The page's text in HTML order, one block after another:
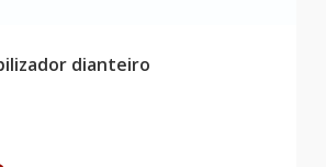
dianteiro